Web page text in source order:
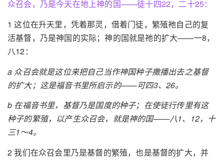
众召会，乃是今天在地上神的国——徒十四22，二十25：
1 这位在升天里，凭着那灵，借着门徒，繁殖祂自己的复
活基督，乃是神国的实际；神的国就是祂的扩大——一8，
八12：
a 众召会就是这位来把自己当作神国种子撒播出去之基督
的扩大；这是福音书里所启示的——可四3、26。
b 在福音书里，基督乃是国度的种子；在使徒行传里有这
种子的繁殖，以产生众召会，就是神的国——八1、12，十
三1～4。
2 我们在众召会里乃是基督的繁殖，也是基督的扩大，并